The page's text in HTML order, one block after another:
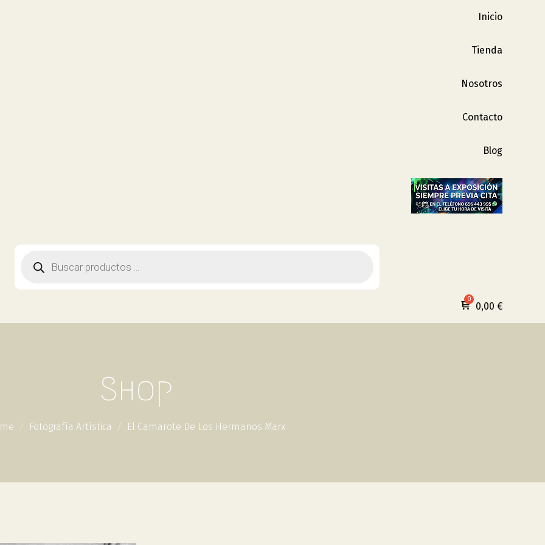
Inicio
Tienda
Nosotros
Contacto
Blog
0,00 €
Shop
Fotografía Artística El Camarote De Los Hermanos Marx